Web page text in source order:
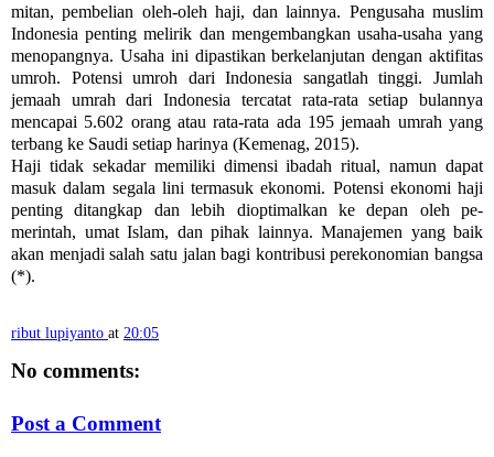
mitan, pembelian oleh-oleh haji, dan lainnya. Pe­ng­usaha muslim
Indo­nesia penting melirik dan me­ngem­bangkan usaha-usaha yang
me­no­pangnya. Usaha ini dipastikan berke­lanjutan de­ngan aktifitas
umroh. Potensi umroh dari In­donesia sangatlah tinggi. Jumlah
jemaah um­rah dari Indonesia tercatat rata-rata setiap bu­lannya
mencapai 5.602 orang atau rata-rata ada 195 jemaah umrah yang
terbang ke Saudi se­tiap harinya (Kemenag, 2015).
Haji tidak sekadar memiliki dimensi iba­dah ritual, namun dapat
masuk da­lam segala lini termasuk ekonomi. Po­tensi ekonomi haji
penting ditangkap dan lebih dioptimalkan ke de­pan oleh pe­
merintah, umat Islam, dan pihak lainnya. Mana­jemen yang baik
akan men­jadi salah satu jalan bagi kontribusi perekonomian bangsa
(*).
ribut lupiyanto at 20:05
No comments:
Post a Comment